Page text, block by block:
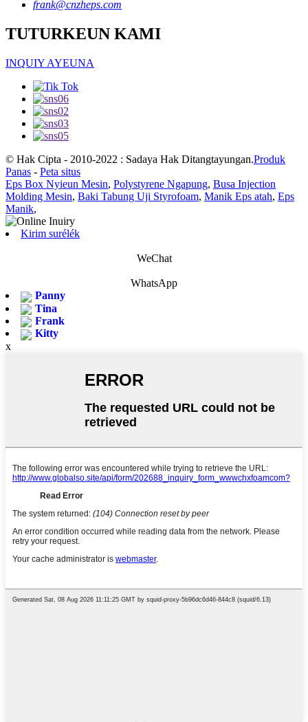
frank@cnzheps.com
TUTURKEUN KAMI
INQUIY AYEUNA
© Hak Cipta - 2010-2022 : Sadaya Hak Ditangtayungan.Produk
Panas - Peta situs
Eps Box Nyieun Mesin, Polystyrene Ngapung, Busa Injection
Molding Mesin, Baki Tabung Uji Styrofoam, Manik Eps atah, Eps
Manik,
Kirim surélék
WeChat
WhatsApp
Panny
Tina
Frank
Kitty
x